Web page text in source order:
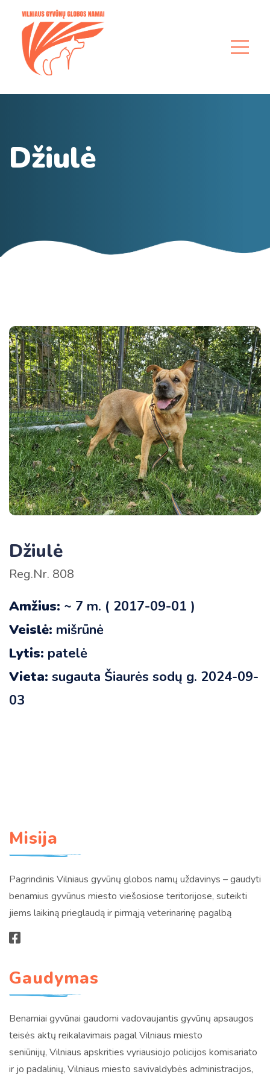
Džiulė
Džiulė
Reg.Nr. 808
Amžius: ~ 7 m. ( 2017-09-01 )
Veislė: mišrūnė
Lytis: patelė
Vieta: sugauta Šiaurės sodų g. 2024-09-
03
Misija
Pagrindinis Vilniaus gyvūnų globos namų uždavinys – gaudyti
benamius gyvūnus miesto viešosiose teritorijose, suteikti
jiems laikiną prieglaudą ir pirmąją veterinarinę pagalbą
Gaudymas
Benamiai gyvūnai gaudomi vadovaujantis gyvūnų apsaugos
teisės aktų reikalavimais pagal Vilniaus miesto
seniūnijų, Vilniaus apskrities vyriausiojo policijos komisariato
ir jo padalinių, Vilniaus miesto savivaldybės administracijos,